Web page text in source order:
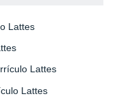
Lattes
Lattes
Lattes